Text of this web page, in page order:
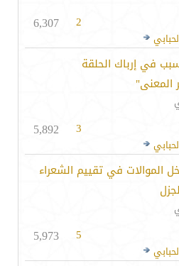
2
6,307
في إرباك الحلقة
المعنى"
3
5,892
الموالات في تقييم الشعراء
5
5,973